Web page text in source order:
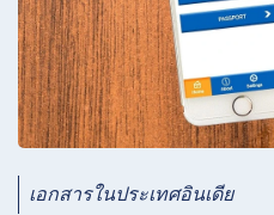
เอกสารในประเทศอินเดีย